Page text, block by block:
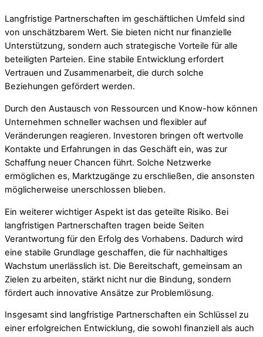
Langfristige Partnerschaften im geschäftlichen Umfeld sind
von unschätzbarem Wert. Sie bieten nicht nur finanzielle
Unterstützung, sondern auch strategische Vorteile für alle
beteiligten Parteien. Eine stabile Entwicklung erfordert
Vertrauen und Zusammenarbeit, die durch solche
Beziehungen gefördert werden.
Durch den Austausch von Ressourcen und Know-how können
Unternehmen schneller wachsen und flexibler auf
Veränderungen reagieren. Investoren bringen oft wertvolle
Kontakte und Erfahrungen in das Geschäft ein, was zur
Schaffung neuer Chancen führt. Solche Netzwerke
ermöglichen es, Marktzugänge zu erschließen, die ansonsten
möglicherweise unerschlossen blieben.
Ein weiterer wichtiger Aspekt ist das geteilte Risiko. Bei
langfristigen Partnerschaften tragen beide Seiten
Verantwortung für den Erfolg des Vorhabens. Dadurch wird
eine stabile Grundlage geschaffen, die für nachhaltiges
Wachstum unerlässlich ist. Die Bereitschaft, gemeinsam an
Zielen zu arbeiten, stärkt nicht nur die Bindung, sondern
fördert auch innovative Ansätze zur Problemlösung.
Insgesamt sind langfristige Partnerschaften ein Schlüssel zu
einer erfolgreichen Entwicklung, die sowohl finanziell als auch